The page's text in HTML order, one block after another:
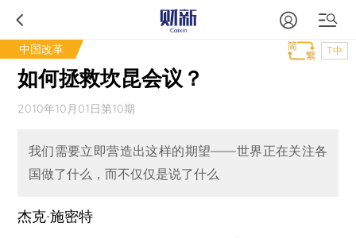
中国改革 T中
如何拯救坎昆会议？
2010年10月01日第10期
我们需要立即营造出这样的期望——世界正在关注各
国做了什么，而不仅仅是说了什么
杰克·施密特